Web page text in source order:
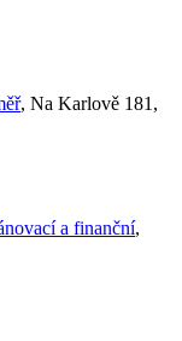
, Na Karlově 181,
a finanční,